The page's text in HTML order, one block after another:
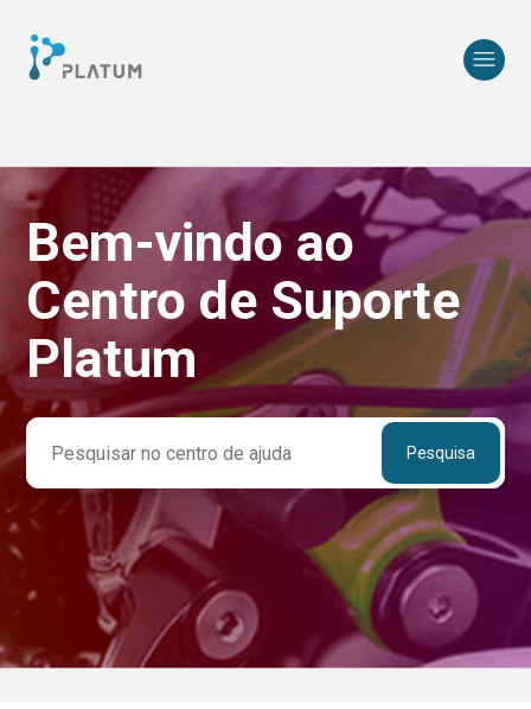
Pesquisa
Bem-vindo ao
Centro de Suporte
Platum